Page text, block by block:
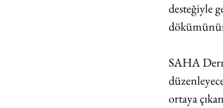
desteğiyle
SAHA
ortaya